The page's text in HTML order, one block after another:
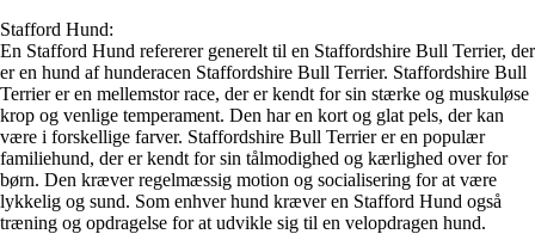
Stafford Hund:
En Stafford Hund refererer generelt til en Staffordshire Bull Terrier, der
er en hund af hunderacen Staffordshire Bull Terrier. Staffordshire Bull
Terrier er en mellemstor race, der er kendt for sin stærke og muskuløse
krop og venlige temperament. Den har en kort og glat pels, der kan
være i forskellige farver. Staffordshire Bull Terrier er en populær
familiehund, der er kendt for sin tålmodighed og kærlighed over for
børn. Den kræver regelmæssig motion og socialisering for at være
lykkelig og sund. Som enhver hund kræver en Stafford Hund også
træning og opdragelse for at udvikle sig til en velopdragen hund.